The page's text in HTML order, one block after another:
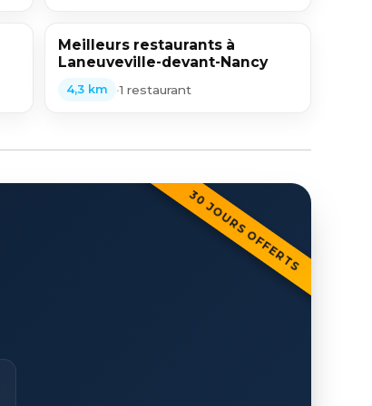
Meilleurs restaurants à
Laneuveville-devant-Nancy
4,3 km •1 restaurant
30 JOURS OFFERTS